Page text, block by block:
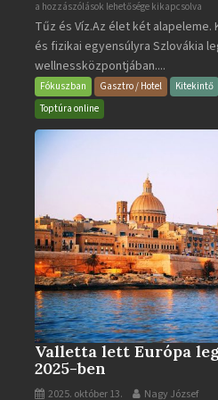
Aquacity
Poprad
·
Wellness
és
Gyógyfürdő
a hozzászólások lehetősége kikapcsolva
Tűz és Víz.Az élet két
és fizikai egyensúlyra Szlovákia
wellnessközpontjában....
Fókuszban Gasztro / Hotel Kitekintő
Toptúra online
Valletta lett Európa
2025-ben
2025. október 13. Nagy József